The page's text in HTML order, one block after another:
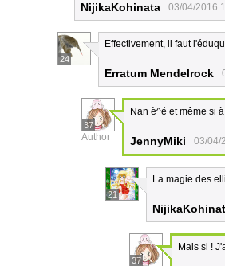
NijikaKohinata 03/04/2016
24
Effectivement, il faut
Erratum Mendelrock
37
Author
Nan è^é et même si
JennyMiki 03/04/
21
La magie des
37
Mais si !